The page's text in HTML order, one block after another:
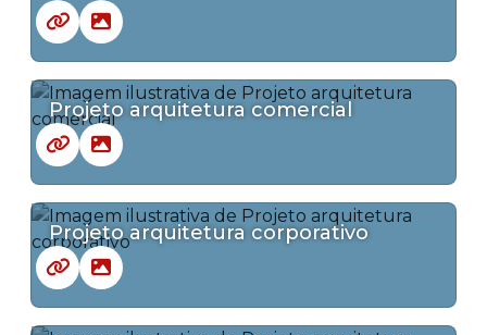
Projeto arquitetura comercial
Projeto arquitetura corporativo